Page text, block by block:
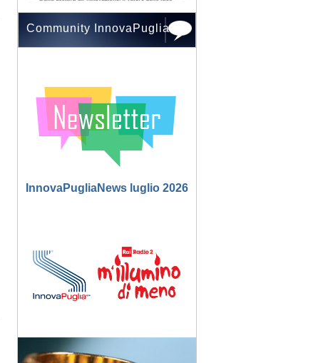
Community InnovaPuglia
InnovaPugliaNews luglio 2026